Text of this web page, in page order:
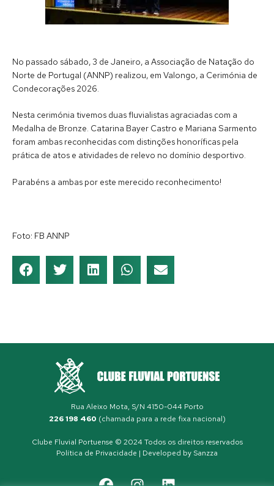
No passado sábado, 3 de Janeiro, a Associação de Natação do
Norte de Portugal (ANNP) realizou, em Valongo, a Cerimónia de
Condecorações 2026.
Nesta cerimónia tivemos duas fluvialistas agraciadas com a
Medalha de Bronze. Catarina Bayer Castro e Mariana Sarmento
foram ambas reconhecidas com distinções honoríficas pela
prática de atos e atividades de relevo no domínio desportivo.
Parabéns a ambas por este merecido reconhecimento!
Foto: FB ANNP
Rua Aleixo Mota, S/N 4150-044 Porto
226 198 460 (chamada para a rede fixa nacional)
Clube Fluvial Portuense © 2024 Todos os direitos reservados
Política de Privacidade | Developed by Sanzza